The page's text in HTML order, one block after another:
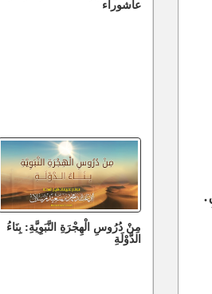
عاشوراء
مِنْ دُرُوسِ الْهِجْرَةِ النَّبَوِيَّةِ: بِنَاءُ
الدَّوْلَةِ